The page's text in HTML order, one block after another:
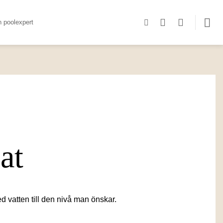
poolexpert
vatten till den nivå man önskar.